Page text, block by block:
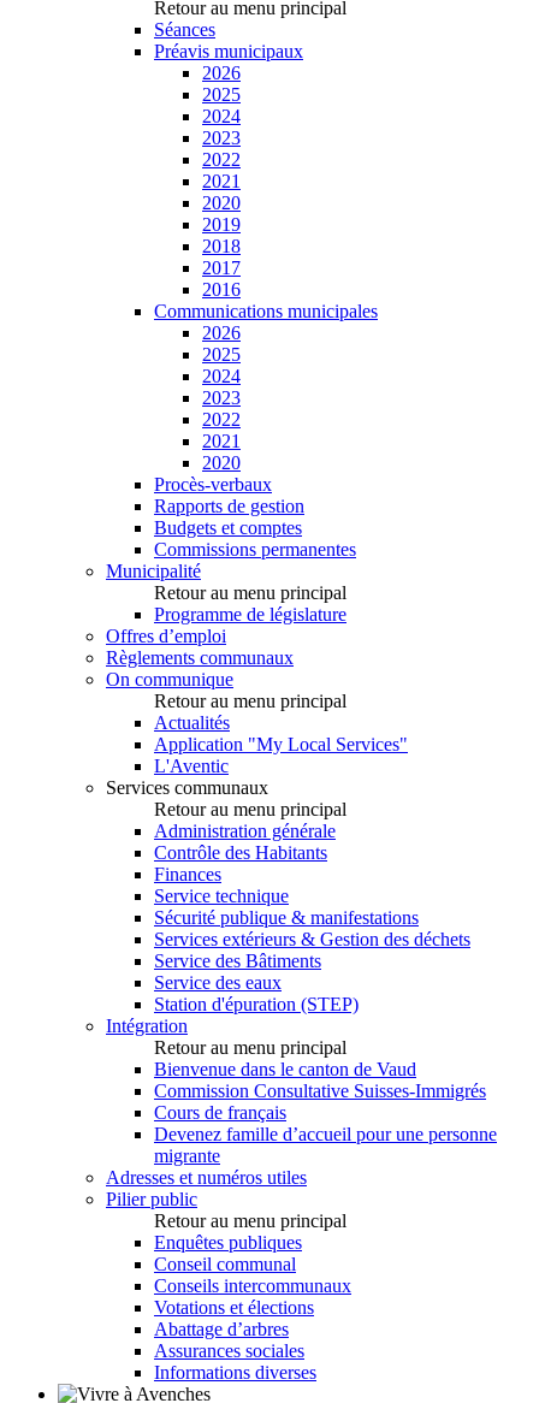
Retour au menu principal
Séances
Préavis municipaux
2026
2025
2024
2023
2022
2021
2020
2019
2018
2017
2016
Communications municipales
2026
2025
2024
2023
2022
2021
2020
Procès-verbaux
Rapports de gestion
Budgets et comptes
Commissions permanentes
Municipalité
Retour au menu principal
Programme de législature
Offres d’emploi
Règlements communaux
On communique
Retour au menu principal
Actualités
Application "My Local Services"
L'Aventic
Services communaux
Retour au menu principal
Administration générale
Contrôle des Habitants
Finances
Service technique
Sécurité publique & manifestations
Services extérieurs & Gestion des déchets
Service des Bâtiments
Service des eaux
Station d'épuration (STEP)
Intégration
Retour au menu principal
Bienvenue dans le canton de Vaud
Commission Consultative Suisses-Immigrés
Cours de français
Devenez famille d’accueil pour une personne
migrante
Adresses et numéros utiles
Pilier public
Retour au menu principal
Enquêtes publiques
Conseil communal
Conseils intercommunaux
Votations et élections
Abattage d’arbres
Assurances sociales
Informations diverses